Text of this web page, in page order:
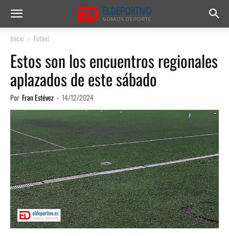
Inicio Fútbol
Estos son los encuentros regionales
aplazados de este sábado
Por Fran Estévez - 14/12/2024